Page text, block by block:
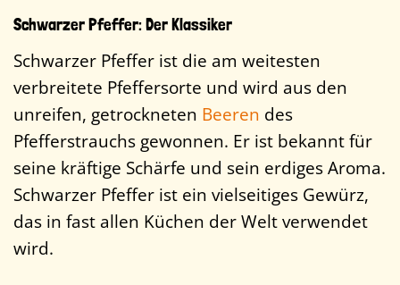
Schwarzer Pfeffer: Der Klassiker
Schwarzer Pfeffer ist die am weitesten
verbreitete Pfeffersorte und wird aus den
unreifen, getrockneten Beeren des
Pfefferstrauchs gewonnen. Er ist bekannt für
seine kräftige Schärfe und sein erdiges Aroma.
Schwarzer Pfeffer ist ein vielseitiges Gewürz,
das in fast allen Küchen der Welt verwendet
wird.